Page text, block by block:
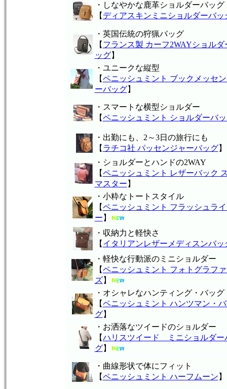
・しなやかな鹿革ショルダーバッグ
【 ディアスキンミニショルダーバッ
・英国伝統の狩猟バッグ
【 フランス製 カーフ2WAYショルダ
ッグ】
・ユニークな縦型
【ペニッシュミント ブックメッセ
ーバッグ】
・スマートな横型ショルダー
【ペニッシュミント ショルダーバ
・出勤にも、2～3日の旅行にも
【 ラチコ社 パッセンジャーバッグ】
・ショルダーとハンドの2WAY
【ペニッシュミント レザーバック
マスター 】
・小粋なトートスタイル
【ペニッシュミント フラッシュラ
ー 】
・収納力と軽快さ
【 イタリアンレザーメディスンバッ
・軽快な行動派のミニショルダー
【ペニッシュミント フォトグラフ
ズ】
・オシャレなハンティング・バッグ
【ペニッシュミント ハンツマン・
グ】
・お洒落なツイードのショルダー
【ハリスツイード ミニショルダー
グ】
・曲線形状で体にフィット
【ペニッシュミント ハーフムーン 】